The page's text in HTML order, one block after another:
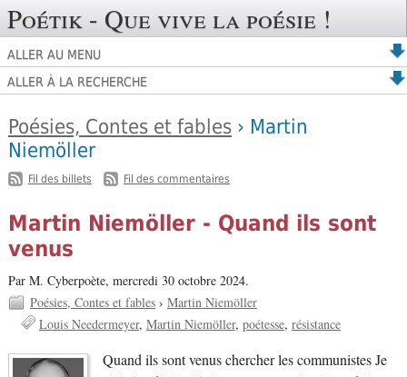
Poétik - Que vive la poésie !
ALLER AU MENU
ALLER À LA RECHERCHE
Poésies, Contes et fables› Martin
Niemöller
Fil des billets Fil des commentaires
Martin Niemöller - Quand ils sont
venus
Par M. Cyberpoète, mercredi 30 octobre 2024.
Poésies, Contes et fables› Martin Niemöller
Louis Needermeyer Martin Niemöller poétesse résistance
Quand ils sont venus chercher les communistes Je